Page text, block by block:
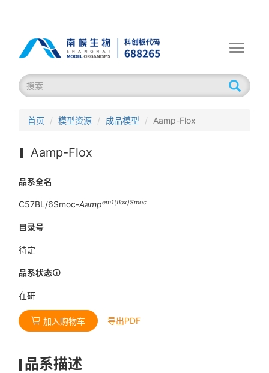
Toggle
首页 模型资源 成品模型 Aamp-Flox
Aamp-Flox
品系全名
C57BL/6Smoc-Aampem1(flox)Smoc
目录号
待定
品系状态
在研
加入购物车 导出PDF
品系描述